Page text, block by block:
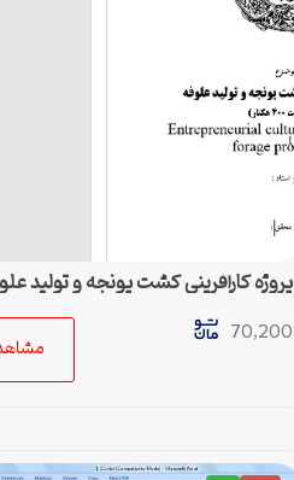
پروژه کارآفرینی کشت یونجه و تولید
70,200